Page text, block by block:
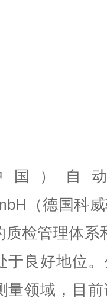
国）自
（德国科
检管理体系
于良好地位
量领域，目